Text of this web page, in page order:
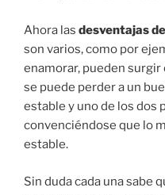
Ahora las desventajas
son varios, como por
enamorar, pueden surgir
se puede perder a un
estable y uno de los dos
convenciéndose que lo
estable.
Sin duda cada una sabe